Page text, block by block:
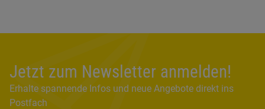
Jetzt zum Newsletter anmelden!
Erhalte spannende Infos und neue Angebote direkt ins
Postfach